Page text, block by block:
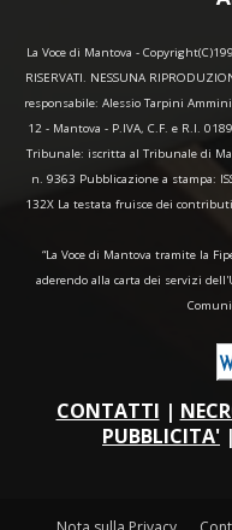
La Voce di Mantova -
RISERVATI. NESSUNA
responsabile: Alessio Tarpini
12 - Mantova - P.IVA, C.F. e R.I.
Tribunale: iscritta al Tribunale di
n. 9363 Pubblicazione a stampa:
132X La testata fruisce dei
“La Voce di Mantova tramite la
aderendo alla carta dei servizi
CONTATTI |
PUBBLICITA' |